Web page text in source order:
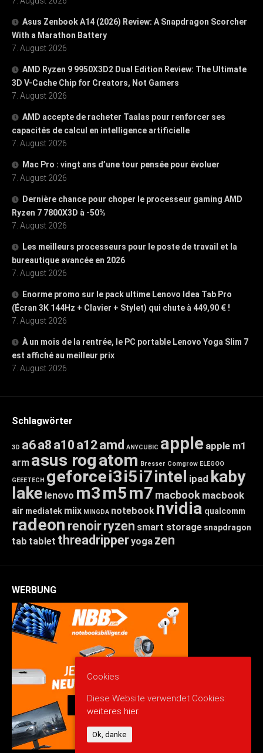
Asus Zenbook A14 (2026) Review: A Snapdragon Scorcher
With a Marathon Battery
7. August 2026
AMD Ryzen 9 9950X3D2 Dual Edition Review: The Ultimate
3D V-Cache Chip for Creators, Not Gamers
7. August 2026
AMD accepte de racheter Taalas pour renforcer ses
capacités de calcul en intelligence artificielle
7. August 2026
Mac Pro : vingt ans d’une tour pensée pour évoluer
7. August 2026
Dernière chance pour choper le processeur gaming AMD
Ryzen 7 7800X3D à -50%
7. August 2026
Les meilleurs processeurs pour le poste de travail et la
bureautique avancée en 2026
7. August 2026
Enorme promo sur le pack ultime Lenovo Idea Tab Pro
(Écran 3K 144Hz + Clavier + Stylet) qui chute à 449,90 € !
7. August 2026
À un mois de la rentrée, le PC portable Lenovo Yoga Slim 7
est affiché au meilleur prix
7. August 2026
Schlagwörter
3D a6a8 a10 a12amd ANYCUBIC apple apple m1
arm asus rogatom Bresser Comgrow ELEGOO
GEEETECH geforcei3i5i7intel ipad kaby
lake lenovo m3m5m7 macbook macbook
air mediatek miix MINGDA notebook nvidia qualcomm
radeon renoirryzen smart storage snapdragon
tab tablet threadripperyoga zen
WERBUNG
Cookies
Diese Website verwendet Cookies:
weiteres hier.
Ok, danke